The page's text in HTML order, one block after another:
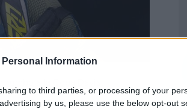
Information
to third parties, or processing of your
by us, please use the below opt-out
a la Copa Davis.